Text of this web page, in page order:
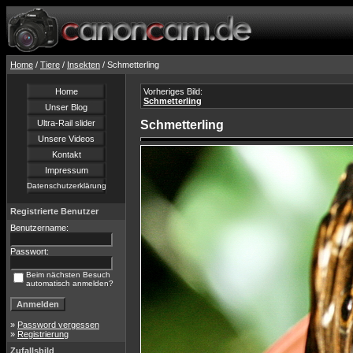
Home / Tiere / Insekten / Schmetterling
Home
Unser Blog
Ultra-Rail slider
Unsere Videos
Kontakt
Impressum
Datenschutzerklärung
Registrierte Benutzer
Benutzername:
Passwort:
Beim nächsten Besuch
automatisch anmelden?
» Password vergessen
» Registrierung
Zufallsbild
Vorheriges Bild:
Schmetterling
Schmetterling